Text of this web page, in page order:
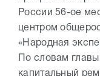
России 56-ое
центром
«Народная
По словам
капитальный